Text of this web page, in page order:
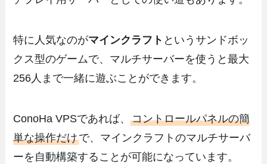
特に人気なのがマインクラフト というサンドボッ
クス型のゲームで、マルチサーバーを使うと最大
256人まで一緒に遊ぶことができます。
ConoHa VPSであれば、コントロールパネルの簡
単な操作だけで、マインクラフトのマルチサーバ
ーを自動構築することが可能になっています。